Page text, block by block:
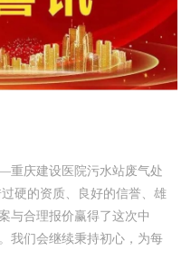
重庆建设医院污水站废气处
硬的资质、良好的信誉、雄
与合理报价赢得了这次中
我们会继续秉持初心，为每